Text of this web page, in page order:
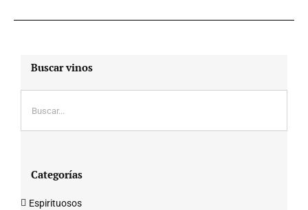
Buscar vinos
Categorías
Espirituosos